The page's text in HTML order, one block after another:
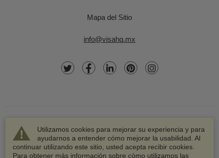
Utilizamos cookies para mejorar su experiencia y para
ayudarnos a entender cómo mejorar la usabilidad. Al
continuar utilizando este sitio, usted acepta recibir cookies.
Para obtener más información sobre cómo utilizamos las
Mapa del Sitio
info@visahq.mx
© 2003-2026 VisaHQ.com, Inc. Todos los derechos